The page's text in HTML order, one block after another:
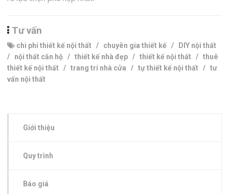
Tư vấn
chi phí thiết kế nội thất / chuyên gia thiết kế /
DIY nội thất
/ nội thất căn hộ /thiết kế nhà đẹp /thiết kế nội thất /thuê
thiết kế nội thất /trang trí nhà cửa /tự thiết kế nội thất /tư
vấn nội thất
Giới thiệu
Quy trình
Báo giá